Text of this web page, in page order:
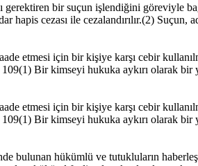
bir suçun işlendiğini göreviyle
hapis cezası ile cezalandırılır.(2)
etmesi için bir kişiye karşı cebir
Bir kimseyi hukuka aykırı olarak
etmesi için bir kişiye karşı cebir
Bir kimseyi hukuka aykırı olarak
bulunan hükümlü ve tutukluların